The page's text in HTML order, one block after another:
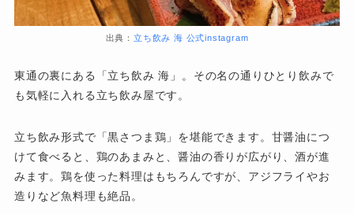
出典： 立ち飲み 海 公式instagram
東通の裏にある「立ち飲み 海」。その名の通りひとり飲みで
も気軽に入れる立ち飲み屋です。
立ち飲み形式で「黒さつま鶏」を堪能できます。甘醤油につ
けて食べると、鶏のあまみと、醤油の香りが広がり、酒が進
みます。鶏を使った料理はもちろんですが、アジフライやお
造りなど魚料理も絶品。